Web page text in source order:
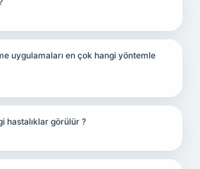
uygulamaları en çok hangi yöntemle
hastalıklar görülür ?